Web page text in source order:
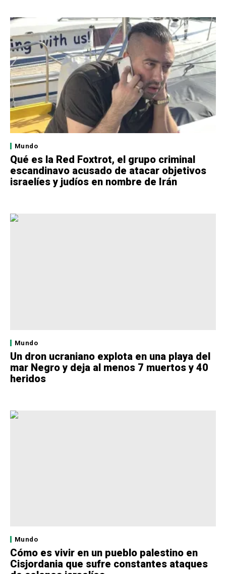
Mundo
Qué es la Red Foxtrot, el grupo criminal
escandinavo acusado de atacar objetivos
israelíes y judíos en nombre de Irán
Mundo
Un dron ucraniano explota en una playa del
mar Negro y deja al menos 7 muertos y 40
heridos
Mundo
Cómo es vivir en un pueblo palestino en
Cisjordania que sufre constantes ataques